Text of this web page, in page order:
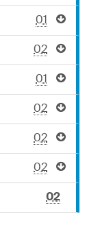
01
02
01
02
02
02
02